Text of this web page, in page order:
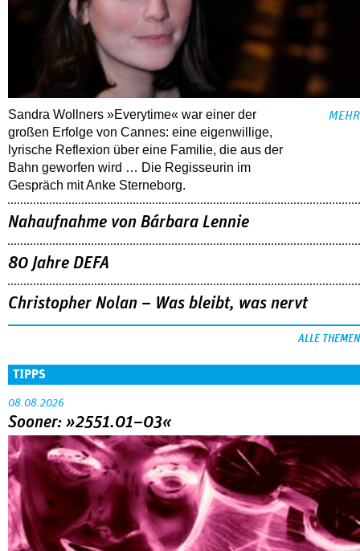
Sandra Wollners »Everytime« war einer der
großen Erfolge von Cannes: eine eigenwillige,
lyrische Reflexion über eine ­Familie, die aus der
Bahn geworfen wird … Die Regisseurin im
Gespräch mit Anke Sterneborg.
MEHR
Nahaufnahme von Bárbara Lennie
80 Jahre DEFA
Christopher Nolan – Was bleibt, was nervt
ALLE THEMEN
TIPPS
08.08.2026
Sooner: »2551.01–03«